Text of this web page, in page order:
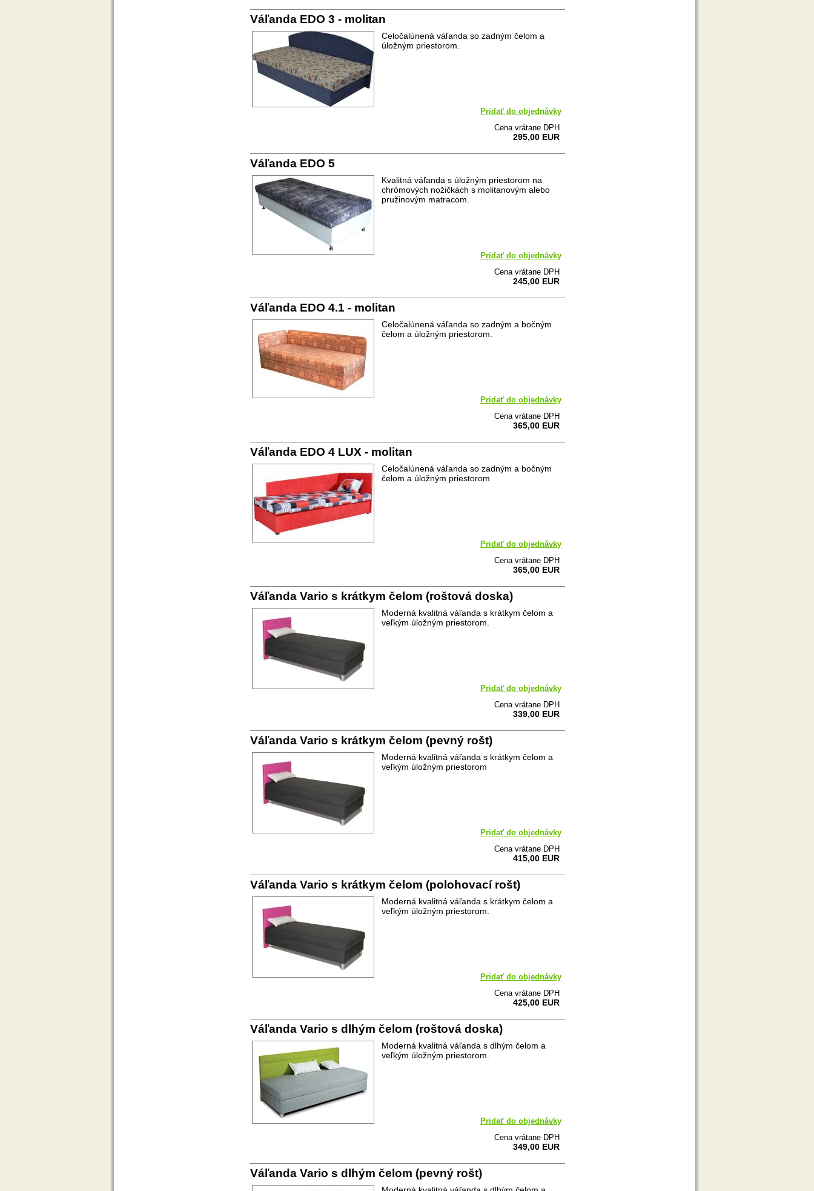
Váľanda EDO 3 - molitan
Celočalúnená váľanda so zadným čelom a
úložným priestorom.
Pridať do objednávky
Cena vrátane DPH
295,00 EUR
Váľanda EDO 5
Kvalitná váľanda s úložným priestorom na
chrómových nožičkách s molitanovým alebo
pružinovým matracom.
Pridať do objednávky
Cena vrátane DPH
245,00 EUR
Váľanda EDO 4.1 - molitan
Celočalúnená váľanda so zadným a bočným
čelom a úložným priestorom.
Pridať do objednávky
Cena vrátane DPH
365,00 EUR
Váľanda EDO 4 LUX - molitan
Celočalúnená váľanda so zadným a bočným
čelom a úložným priestorom
Pridať do objednávky
Cena vrátane DPH
365,00 EUR
Váľanda Vario s krátkym čelom (roštová doska)
Moderná kvalitná váľanda s krátkym čelom a
veľkým úložným priestorom.
Pridať do objednávky
Cena vrátane DPH
339,00 EUR
Váľanda Vario s krátkym čelom (pevný rošt)
Moderná kvalitná váľanda s krátkym čelom a
veľkým úložným priestorom
Pridať do objednávky
Cena vrátane DPH
415,00 EUR
Váľanda Vario s krátkym čelom (polohovací rošt)
Moderná kvalitná váľanda s krátkym čelom a
veľkým úložným priestorom.
Pridať do objednávky
Cena vrátane DPH
425,00 EUR
Váľanda Vario s dlhým čelom (roštová doska)
Moderná kvalitná váľanda s dlhým čelom a
veľkým úložným priestorom.
Pridať do objednávky
Cena vrátane DPH
349,00 EUR
Váľanda Vario s dlhým čelom (pevný rošt)